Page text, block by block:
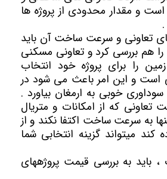
و مقدار محدودی از پروژه ها
تعاونی و سرعت ساخت آن باید
هم بررسی کرد و تعاونی مسکنی
را برای پروژه خود انتخاب
است و این امر باعث می شود در
خوبی به ارمغان بیاورد .
که از امکانات و متریال
به سرعت ساخت اکتفا نکند و از
کند میتواند گزینه انتخابی شما
باید به بررسی قیمت پروژههای